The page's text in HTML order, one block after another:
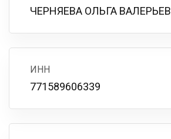
ЧЕРНЯЕВА ОЛЬГА
ИНН
771589606339